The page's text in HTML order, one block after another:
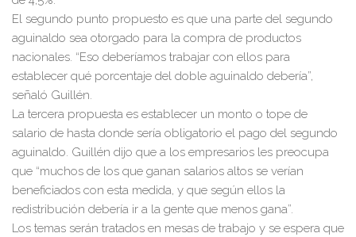
El segundo punto propuesto es que una parte del segundo
aguinaldo sea otorgado para la compra de productos
nacionales. “Eso deberíamos trabajar con ellos para
establecer qué porcentaje del doble aguinaldo debería”,
señaló Guillén.
La tercera propuesta es establecer un monto o tope de
salario de hasta donde sería obligatorio el pago del segundo
aguinaldo. Guillén dijo que a los empresarios les preocupa
que “muchos de los que ganan salarios altos se verían
beneficiados con esta medida, y que según ellos la
redistribución debería ir a la gente que menos gana”.
Los temas serán tratados en mesas de trabajo y se espera que